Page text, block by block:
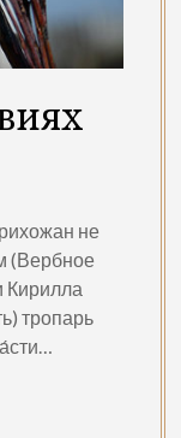
не
(Вербное
Кирилла
тропарь